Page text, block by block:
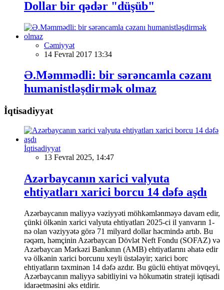
Dollar bir qədər "düşüb"
Cəmiyyət
14 Fevral 2017 13:34
Ə.Məmmədli: bir sərəncamla cəzanı
humanistləşdirmək olmaz
İqtisadiyyat
İqtisadiyyat
13 Fevral 2025, 14:47
Azərbaycanın xarici valyuta
ehtiyatları xarici borcu 14 dəfə aşdı
Azərbaycanın maliyyə vəziyyəti möhkəmlənməyə davam edir,
çünki ölkənin xarici valyuta ehtiyatları 2025-ci il yanvarın 1-
nə olan vəziyyətə görə 71 milyard dollar həcmində artıb. Bu
rəqəm, həmçinin Azərbaycan Dövlət Neft Fondu (SOFAZ) və
Azərbaycan Mərkəzi Bankının (AMB) ehtiyatlarını əhatə edir
və ölkənin xarici borcunu xeyli üstələyir; xarici borc
ehtiyatların təxminən 14 dəfə azdır. Bu güclü ehtiyat mövqeyi,
Azərbaycanın maliyyə sabitliyini və hökumətin strateji iqtisadi
idarəetməsini əks etdirir.